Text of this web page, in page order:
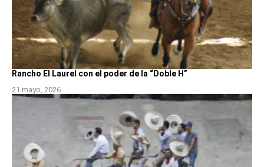
Rancho El Laurel con el poder de la “Doble H”
21 mayo, 2026